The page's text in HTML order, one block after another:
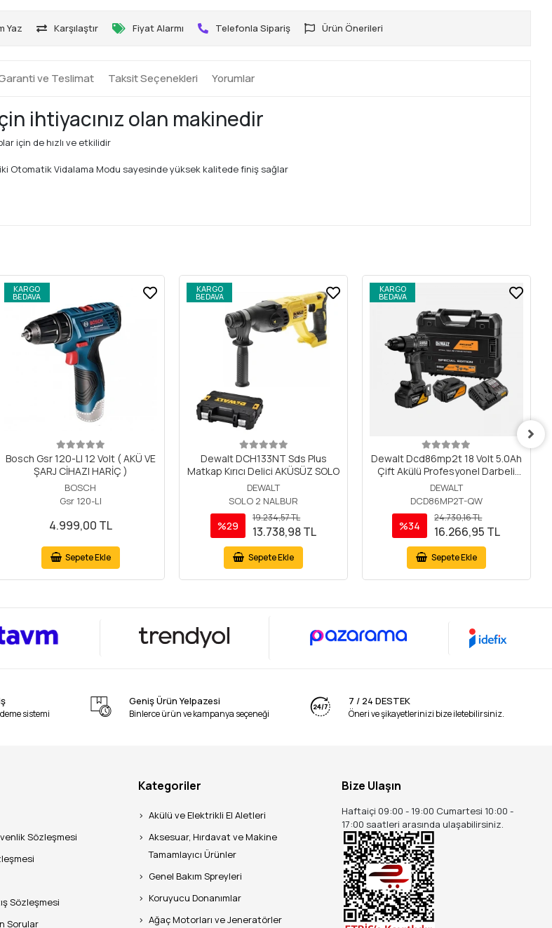
Yaz Karşılaştır Fiyat Alarmı Telefonla Sipariş Ürün Önerileri
ve Teslimat Taksit Seçenekleri Yorumlar
ihtiyacınız olan makinedir
için de hızlı ve etkilidir
Otomatik Vidalama Modu sayesinde yüksek kalitede finiş sağlar
KARGO
BEDAVA
Bosch Gsr 120-LI 12 Volt ( AKÜ VE
ŞARJ CİHAZI HARİÇ )
BOSCH
Gsr 120-LI
4.999,00 TL
Sepete Ekle
KARGO
BEDAVA
Dewalt DCH133NT Sds Plus
Matkap Kırıcı Delici AKÜSÜZ SOLO
DEWALT
SOLO 2 NALBUR
%29
19.234,57 TL
13.738,98 TL
Sepete Ekle
KARGO
BEDAVA
Dewalt Dcd86mp2t 18 Volt 5.0Ah
Çift Akülü Profesyonel Darbeli
Matkap
DEWALT
DCD86MP2T-QW
%34
24.730,16 TL
16.266,95 TL
Sepete Ekle
sistemi
Geniş Ürün Yelpazesi
Binlerce ürün ve kampanya seçeneği
7 / 24 DESTEK
Öneri ve şikayetlerinizi bize iletebilirsiniz.
Sözleşmesi
Sözleşmesi
Sorular
Kategoriler
Akülü ve Elektrikli El Aletleri
Aksesuar, Hırdavat ve Makine
Tamamlayıcı Ürünler
Genel Bakım Spreyleri
Koruyucu Donanımlar
Ağaç Motorları ve Jeneratörler
Bize Ulaşın
Haftaiçi 09:00 - 19:00 Cumartesi 10:00 -
17:00 saatleri arasında ulaşabilirsiniz.